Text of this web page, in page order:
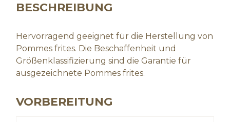
BESCHREIBUNG
Hervorragend geeignet für die Herstellung von
Pommes frites. Die Beschaffenheit und
Größenklassifizierung sind die Garantie für
ausgezeichnete Pommes frites.
VORBEREITUNG